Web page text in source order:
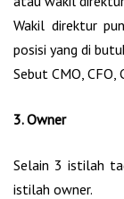
Wakil direktur
posisi yang di
Sebut CMO, CFO,
3. Owner
Selain 3 istilah
istilah owner.